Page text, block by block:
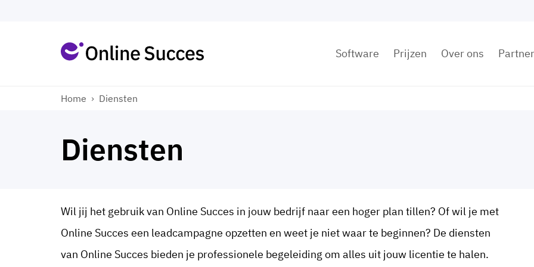
Software Prijzen Over ons
Home › Diensten
Diensten
Wil jij het gebruik van Online Succes in jouw bedrijf naar een hoger plan tillen? Of wil je met
Online Succes een leadcampagne opzetten en weet je niet waar te beginnen? De diensten
van Online Succes bieden je professionele begeleiding om alles uit jouw licentie te halen.